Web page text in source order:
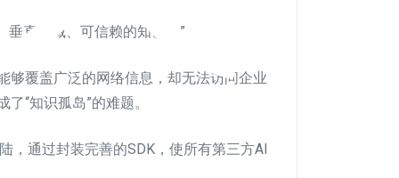
垂直领域、可信赖的知识。”
够覆盖广泛的网络信息，却无法访问企业
“知识孤岛”的难题。
，通过封装完善的SDK，使所有第三方AI